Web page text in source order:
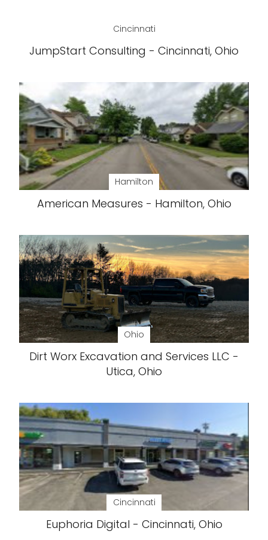
Cincinnati
JumpStart Consulting - Cincinnati, Ohio
Hamilton
American Measures - Hamilton, Ohio
Ohio
Dirt Worx Excavation and Services LLC -
Utica, Ohio
Cincinnati
Euphoria Digital - Cincinnati, Ohio